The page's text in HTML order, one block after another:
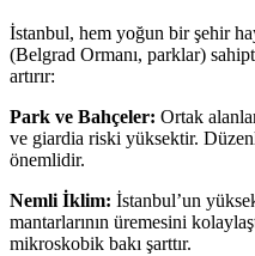
İstanbul, hem yoğun bir şehir
(Belgrad Ormanı, parklar)
artırır:
Park ve Bahçeler: Ortak
ve giardia riski yüksektir.
önemlidir.
Nemli İklim: İstanbul’un
mantarlarının üremesini
mikroskobik bakı şarttır.